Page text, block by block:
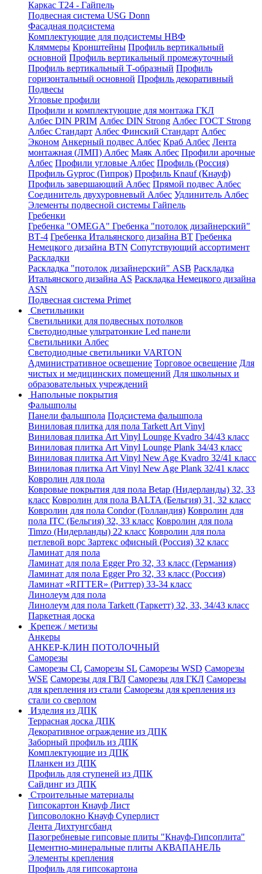
Каркас Т24 - Гайпель
Подвесная система USG Donn
Фасадная подсистема
Комплектующие для подсистемы НВФ
Кляммеры Кронштейны Профиль вертикальный
основной Профиль вертикальный промежуточный
Профиль вертикальный Т-образный Профиль
горизонтальный основной Профиль декоративный
Подвесы
Угловые профили
Профили и комплектующие для монтажа ГКЛ
Албес DIN PRIM Албес DIN Strong Албес ГОСТ Strong
Албес Стандарт Албес Финский Стандарт Албес
Эконом Анкерный подвес Албес Краб Албес Лента
монтажная (ЛМП) Албес Маяк Албес Профили арочные
Албес Профили угловые Албес Профиль (Россия)
Профиль Gyproc (Гипрок) Профиль Knauf (Кнауф)
Профиль завершающий Албес Прямой подвес Албес
Соединитель двухуровневый Албес Удлинитель Албес
Элементы подвесной системы Гайпель
Гребенки
Гребенка "OMEGA" Гребенка "потолок дизайнерский"
ВТ-4 Гребенка Итальянского дизайна BT Гребенка
Немецкого дизайна ВТN Сопутствующий ассортимент
Раскладки
Раскладка "потолок дизайнерский" ASB Раскладка
Итальянского дизайна AS Раскладка Немецкого дизайна
АSN
Подвесная система Primet
Светильники
Светильники для подвесных потолков
Светодиодные ультратонкие Led панели
Светильники Албес
Светодиодные светильники VARTON
Административное освещение Торговое освещение Для
чистых и медицинских помещений Для школьных и
образовательных учреждений
Напольные покрытия
Фальшполы
Панели фальшпола Подсистема фальшпола
Виниловая плитка для пола Tarkett Art Vinyl
Виниловая плитка Art Vinyl Lounge Kvadro 34/43 класс
Виниловая плитка Art Vinyl Lounge Plank 34/43 класс
Виниловая плитка Art Vinyl New Age Kvadro 32/41 класс
Виниловая плитка Art Vinyl New Age Plank 32/41 класс
Ковролин для пола
Ковровые покрытия для пола Betap (Нидерланды) 32, 33
класс Ковролин для пола BALTA (Бельгия) 31, 32 класс
Ковролин для пола Condor (Голландия) Ковролин для
пола ITC (Бельгия) 32, 33 класс Ковролин для пола
Timzo (Нидерланды) 22 класс Ковролин для пола
петлевой ворс Зартекс офисный (Россия) 32 класс
Ламинат для пола
Ламинат для пола Egger Pro 32, 33 класс (Германия)
Ламинат для пола Egger Pro 32, 33 класс (Россия)
Ламинат «RITTER» (Риттер) 33-34 класс
Линолеум для пола
Линолеум для пола Tarkett (Таркетт) 32, 33, 34/43 класс
Паркетная доска
Крепеж / метизы
Анкеры
АНКЕР-КЛИН ПОТОЛОЧНЫЙ
Саморезы
Саморезы CL Саморезы SL Саморезы WSD Саморезы
WSE Саморезы для ГВЛ Саморезы для ГКЛ Саморезы
для крепления из стали Саморезы для крепления из
стали со сверлом
Изделия из ДПК
Террасная доска ДПК
Декоративное ограждение из ДПК
Заборный профиль из ДПК
Комплектующие из ДПК
Планкен из ДПК
Профиль для ступеней из ДПК
Сайдинг из ДПК
Строительные материалы
Гипсокартон Кнауф Лист
Гипсоволокно Кнауф Суперлист
Лента Дихтунгсбанд
Пазогребневые гипсовые плиты "Кнауф-Гипсоплита"
Цементно-минеральные плиты АКВАПАНЕЛЬ
Элементы крепления
Профиль для гипсокартона